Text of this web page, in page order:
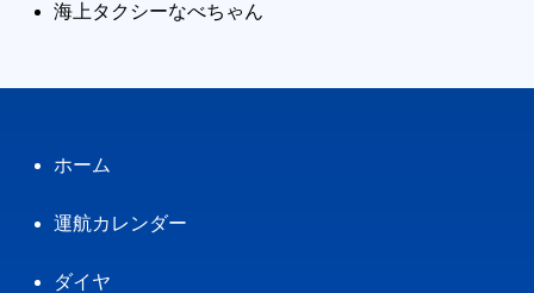
海上タクシーなべちゃん
ホーム
運航カレンダー
ダイヤ